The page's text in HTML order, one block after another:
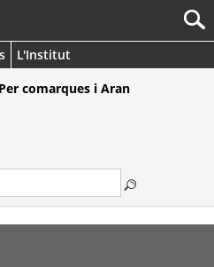
L'Institut
comarques i Aran